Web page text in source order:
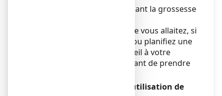
FORLAX peut être pris pendant la grossesse
Si vous êtes enceinte ou que vous allaitez, si
vous pensez être enceinte ou planifiez une
grossesse, demandez conseil à votre
médecin ou pharmacien avant de prendre
Conduite de véhicules et utilisation de